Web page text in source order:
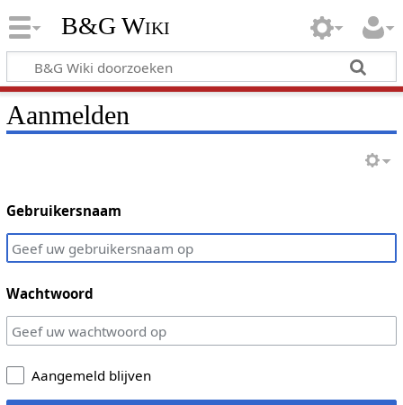
B&G Wiki
Aanmelden
Gebruikersnaam
Wachtwoord
Aangemeld blijven